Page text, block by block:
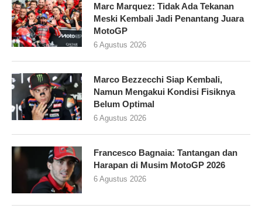
Marc Marquez: Tidak Ada Tekanan
Meski Kembali Jadi Penantang Juara
MotoGP
6 Agustus 2026
Marco Bezzecchi Siap Kembali,
Namun Mengakui Kondisi Fisiknya
Belum Optimal
6 Agustus 2026
Francesco Bagnaia: Tantangan dan
Harapan di Musim MotoGP 2026
6 Agustus 2026